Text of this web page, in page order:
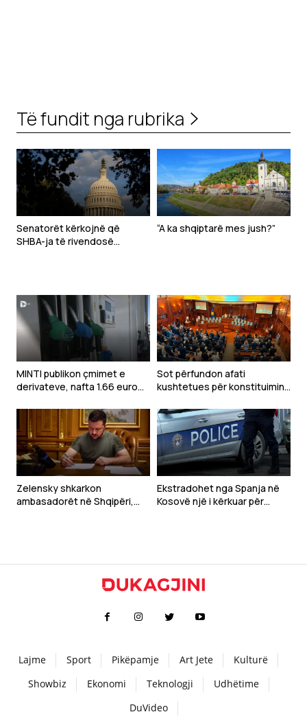
Të fundit nga rubrika
Senatorët kërkojnë që
SHBA-ja të rivendosë
“A ka shqiptarë mes jush?”
MINTI publikon çmimet e
derivateve, nafta 1.66 euro
Sot përfundon afati
kushtetues për konstituimin
Zelensky shkarkon
ambasadorët në Shqipëri,
Ekstradohet nga Spanja në
Kosovë një i kërkuar për
Lajme Sport Pikëpamje Art Jete
Kulturë
Showbiz
Ekonomi Teknologji
Udhëtime
DuVideo